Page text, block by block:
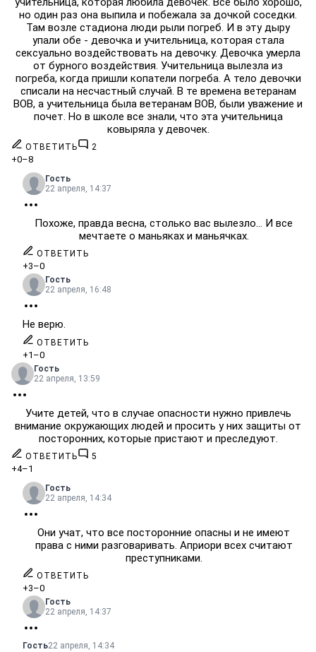
но один раз она выпила и побежала за дочкой соседки.
Там возле стадиона люди рыли погреб. И в эту дыру
упали обе - девочка и учительница, которая стала
сексуально воздействовать на девочку. Девочка умерла
от бурного воздействия. Учительница вылезла из
погреба, когда пришли копатели погреба. А тело девочки
списали на несчастный случай. В те времена ветеранам
ВОВ, а учительница была ветеранам ВОВ, были уважение и
почет. Но в школе все знали, что эта учительница
ковыряла у девочек.
ОТВЕТИТЬ 2
+0–8
Гость
22 апреля, 14:37
Похоже, правда весна, столько вас вылезло... И все
мечтаете о маньяках и маньячках.
ОТВЕТИТЬ
+3–0
Гость
22 апреля, 16:48
Не верю.
ОТВЕТИТЬ
+1 –0
Гость
22 апреля, 13:59
Учите детей, что в случае опасности нужно привлечь
внимание окружающих людей и просить у них защиты от
посторонних, которые пристают и преследуют.
ОТВЕТИТЬ 5
+4–1
Гость
22 апреля, 14:34
Они учат, что все посторонние опасны и не имеют
права с ними разговаривать. Априори всех считают
преступниками.
ОТВЕТИТЬ
+3–0
Гость
22 апреля, 14:37
Гость22 апреля, 14:34